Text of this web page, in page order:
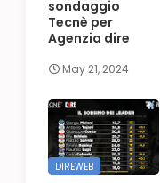
sondaggio
Tecnè per
Agenzia dire
May 21, 2024
DIREWEB